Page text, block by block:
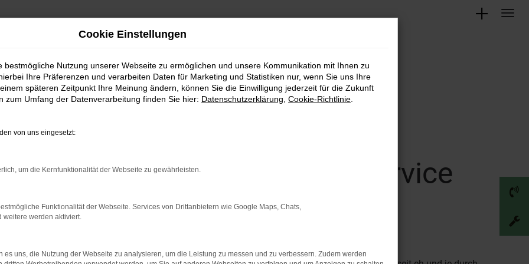
Gebrauchtwagen | Lieferservice
bald im Ford Tourneo Connect Gebrauchtwagen?
Cookie Einstellungen
bestmögliche Nutzung unserer Webseite zu ermöglichen und unsere Kommunikation mit Ihnen zu
Ihre Präferenzen und verarbeiten Daten für Marketing und Statistiken nur, wenn Sie uns Ihre
späteren Zeitpunkt Ihre Meinung ändern, können Sie die Einwilligung jederzeit für die Zukunft
zum Umfang der Datenverarbeitung finden Sie hier: Datenschutzerklärung Cookie-Richtlinie
von uns eingesetzt:
um die Kernfunktionalität der Webseite zu gewährleisten.
Funktionalität der Webseite. Services von Drittanbietern wie Google Maps, Chats,
weitere werden aktiviert.
es uns, die Nutzung der Webseite zu analysieren, um die Leistung zu messen und zu verbessern. Zudem werden